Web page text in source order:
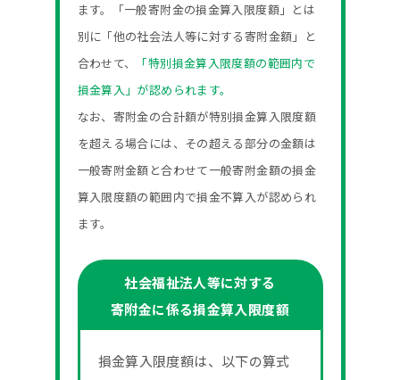
ます。「一般寄附金の損金算入限度額」とは
別に「他の社会法人等に対する寄附金額」と
合わせて、
「特別損金算入限度額の範囲内で
損金算入」が認められます。
なお、寄附金の合計額が特別損金算入限度額
を超える場合には、その超える部分の金額は
一般寄附金額と合わせて一般寄附金額の損金
算入限度額の範囲内で損金不算入が認められ
ます。
社会福祉法人等に対する
寄附金に係る損金算入限度額
損金算入限度額は、以下の算式